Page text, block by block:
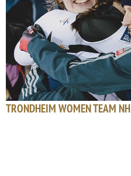
TRONDHEIM WOMEN TEAM NH